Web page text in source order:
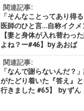
関連記事:
「そんなことってあり得
医師のひと言…自称イク
【妻と身体が入れ替わっ
よね？ー#46】by あおば
関連記事:
「なんで謝らないんだ？
がたどり着いた『答え』
行きました #65】 by ずん